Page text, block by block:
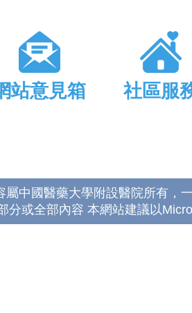
站意見箱 社區服
中國醫藥大學附設醫院所有，
分或全部內容 本網站建議以